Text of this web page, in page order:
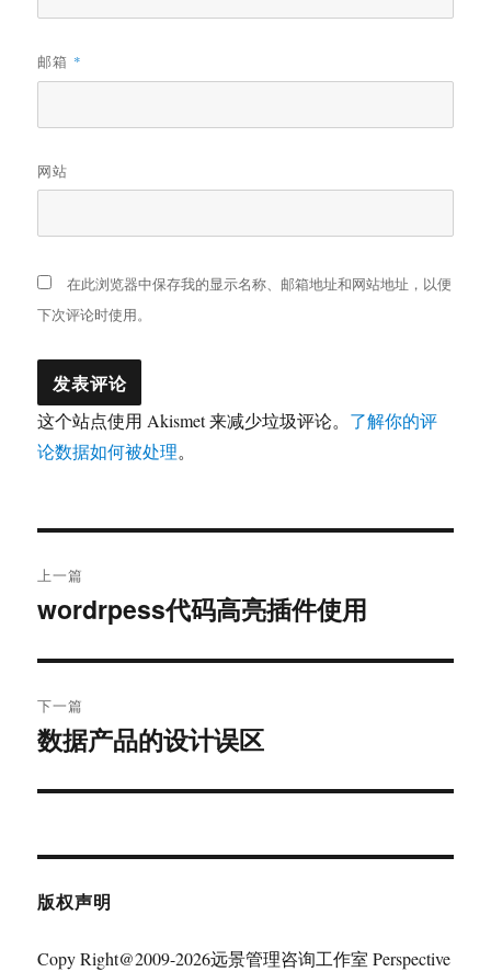
邮箱 *
网站
在此浏览器中保存我的显示名称、邮箱地址和网站地址，以便
下次评论时使用。
这个站点使用 Akismet 来减少垃圾评论。 了解你的评
论数据如何被处理。
章
航
上一篇
上
文
章：
wordrpess代码高亮插件使用
下一篇
下
文
数据产品的设计误区
版权声明
Copy Right@2009-2026远景管理咨询工作室 Perspective